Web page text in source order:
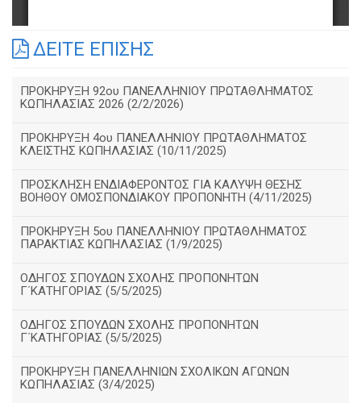
ΔΕΙΤΕ ΕΠΙΣΗΣ
ΠΡΟΚΗΡΥΞΗ 92ου ΠΑΝΕΛΛΗΝΙΟΥ ΠΡΩΤΑΘΛΗΜΑΤΟΣ
ΚΩΠΗΛΑΣΙΑΣ 2026 (2/2/2026)
ΠΡΟΚΗΡΥΞΗ 4ου ΠΑΝΕΛΛΗΝΙΟΥ ΠΡΩΤΑΘΛΗΜΑΤΟΣ
ΚΛΕΙΣΤΗΣ ΚΩΠΗΛΑΣΙΑΣ (10/11/2025)
ΠΡΟΣΚΛΗΣΗ ΕΝΔΙΑΦΕΡΟΝΤΟΣ ΓΙΑ ΚΑΛΥΨΗ ΘΕΣΗΣ
ΒΟΗΘΟΥ ΟΜΟΣΠΟΝΔΙΑΚΟΥ ΠΡΟΠΟΝΗΤΗ (4/11/2025)
ΠΡΟΚΗΡΥΞΗ 5ου ΠΑΝΕΛΛΗΝΙΟΥ ΠΡΩΤΑΘΛΗΜΑΤΟΣ
ΠΑΡΑΚΤΙΑΣ ΚΩΠΗΛΑΣΙΑΣ (1/9/2025)
ΟΔΗΓΟΣ ΣΠΟΥΔΩΝ ΣΧΟΛΗΣ ΠΡΟΠΟΝΗΤΩΝ
Γ΄ΚΑΤΗΓΟΡΙΑΣ (5/5/2025)
ΟΔΗΓΟΣ ΣΠΟΥΔΩΝ ΣΧΟΛΗΣ ΠΡΟΠΟΝΗΤΩΝ
Γ΄ΚΑΤΗΓΟΡΙΑΣ (5/5/2025)
ΠΡΟΚΗΡΥΞΗ ΠΑΝΕΛΛΗΝΙΩΝ ΣΧΟΛΙΚΩΝ ΑΓΩΝΩΝ
ΚΩΠΗΛΑΣΙΑΣ (3/4/2025)